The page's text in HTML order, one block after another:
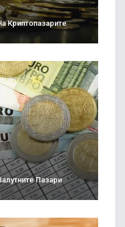
Криптопазарите
Пазари